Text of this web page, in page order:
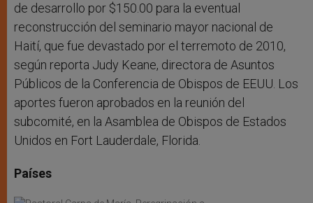
de desarrollo por $150.00 para la eventual
reconstrucción del seminario mayor nacional de
Haití, que fue devastado por el terremoto de 2010,
según reporta Judy Keane, directora de Asuntos
Públicos de la Conferencia de Obispos de EEUU. Los
aportes fueron aprobados en la reunión del
subcomité, en la Asamblea de Obispos de Estados
Unidos en Fort Lauderdale, Florida.
Países